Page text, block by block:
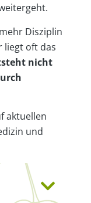
Disziplin
liegt oft das
nicht
aktuellen
und